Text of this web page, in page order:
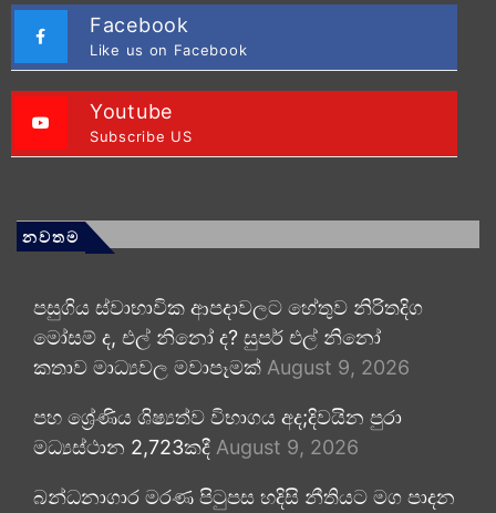
Facebook
Like us on Facebook
Youtube
Subscribe US
නවතම
පසුගිය ස්වාභාවික ආපදාවලට හේතුව නිරිතදිග
මෝසම් ද, එල් නිනෝ ද? සුපර් එල් නිනෝ
කතාව මාධ්‍යවල මවාපෑමක් August 9, 2026
පහ ශ්‍රේණිය ශිෂ්‍යත්ව විභාගය අද;දිවයින පුරා
මධ්‍යස්ථාන 2,723කදී August 9, 2026
බන්ධනාගාර මරණ පිටුපස හදිසි නීතියට මග පාදන